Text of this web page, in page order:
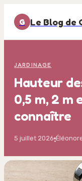
G Le Blog de
JARDINAGE
Hauteur
0,5 m, 2 m
connaître
5 juillet 2026·